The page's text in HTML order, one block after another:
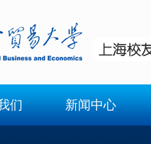
们 新闻中心